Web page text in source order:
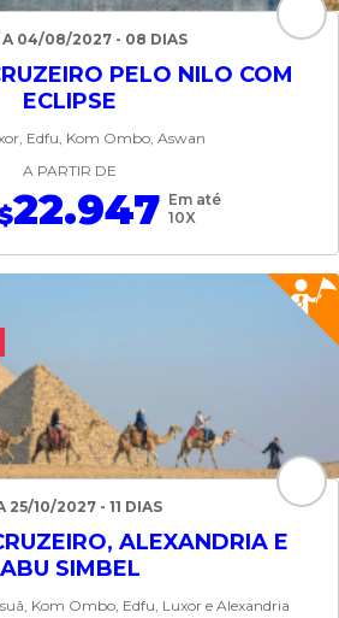
04/08/2027 - 08 DIAS
PELO NILO COM
ECLIPSE
Edfu, Kom Ombo, Aswan
A PARTIR DE
22.947 Em até
10X
25/10/2027 - 11 DIAS
ALEXANDRIA E
ABU SIMBEL
Kom Ombo, Edfu, Luxor e Alexandria